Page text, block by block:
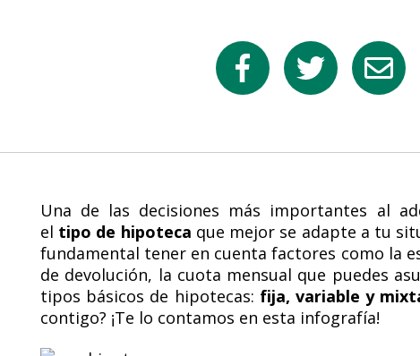
Una de las decisiones más importantes al
el tipo de hipoteca que mejor se adapte a tu
fundamental tener en cuenta factores como la
de devolución, la cuota mensual que puedes
tipos básicos de hipotecas: fija, variable y
contigo? ¡Te lo contamos en esta infografía!